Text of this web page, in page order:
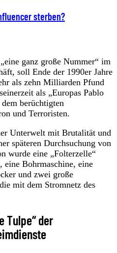
sterben?
ganz große Nummer“ im
soll Ende der 1990er Jahre
als zehn Milliarden Pfund
als „Europas Pablo
berüchtigten
und Terroristen.
Unterwelt mit Brutalität und
späteren Durchsuchung von
wurde eine „Folterzelle“
eine Bohrmaschine, eine
und zwei große
mit dem Stromnetz des
Tulpe“ der